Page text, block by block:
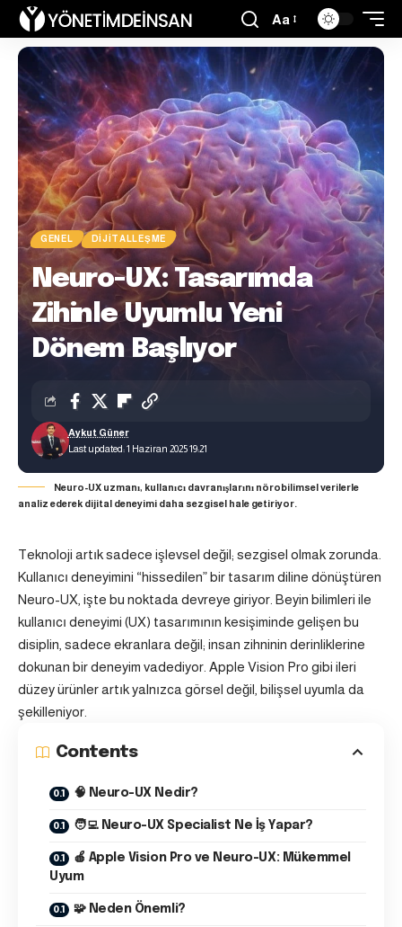
Aa
GENEL DIJITALLEŞME
Neuro-UX: Tasarımda
Zihinle Uyumlu Yeni
Dönem Başlıyor
Last updated: 1 Haziran 2025 19:21
Aykut Güner
Neuro-UX uzmanı, kullanıcı davranışlarını nörobilimsel verilerle
analiz ederek dijital deneyimi daha sezgisel hale getiriyor.
Teknoloji artık sadece işlevsel değil; sezgisel olmak zorunda.
Kullanıcı deneyimini “hissedilen” bir tasarım diline dönüştüren
Neuro-UX, işte bu noktada devreye giriyor. Beyin bilimleri ile
kullanıcı deneyimi (UX) tasarımının kesişiminde gelişen bu
disiplin, sadece ekranlara değil; insan zihninin derinliklerine
dokunan bir deneyim vadediyor. Apple Vision Pro gibi ileri
düzey ürünler artık yalnızca görsel değil, bilişsel uyumla da
şekilleniyor.
Contents
🧠 Neuro-UX Nedir?
🧑‍💻 Neuro-UX Specialist Ne İş Yapar?
🍎 Apple Vision Pro ve Neuro-UX: Mükemmel
Uyum
🧩 Neden Önemli?